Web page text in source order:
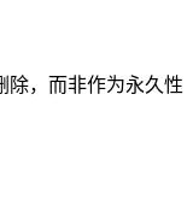
除，而非作为永久性